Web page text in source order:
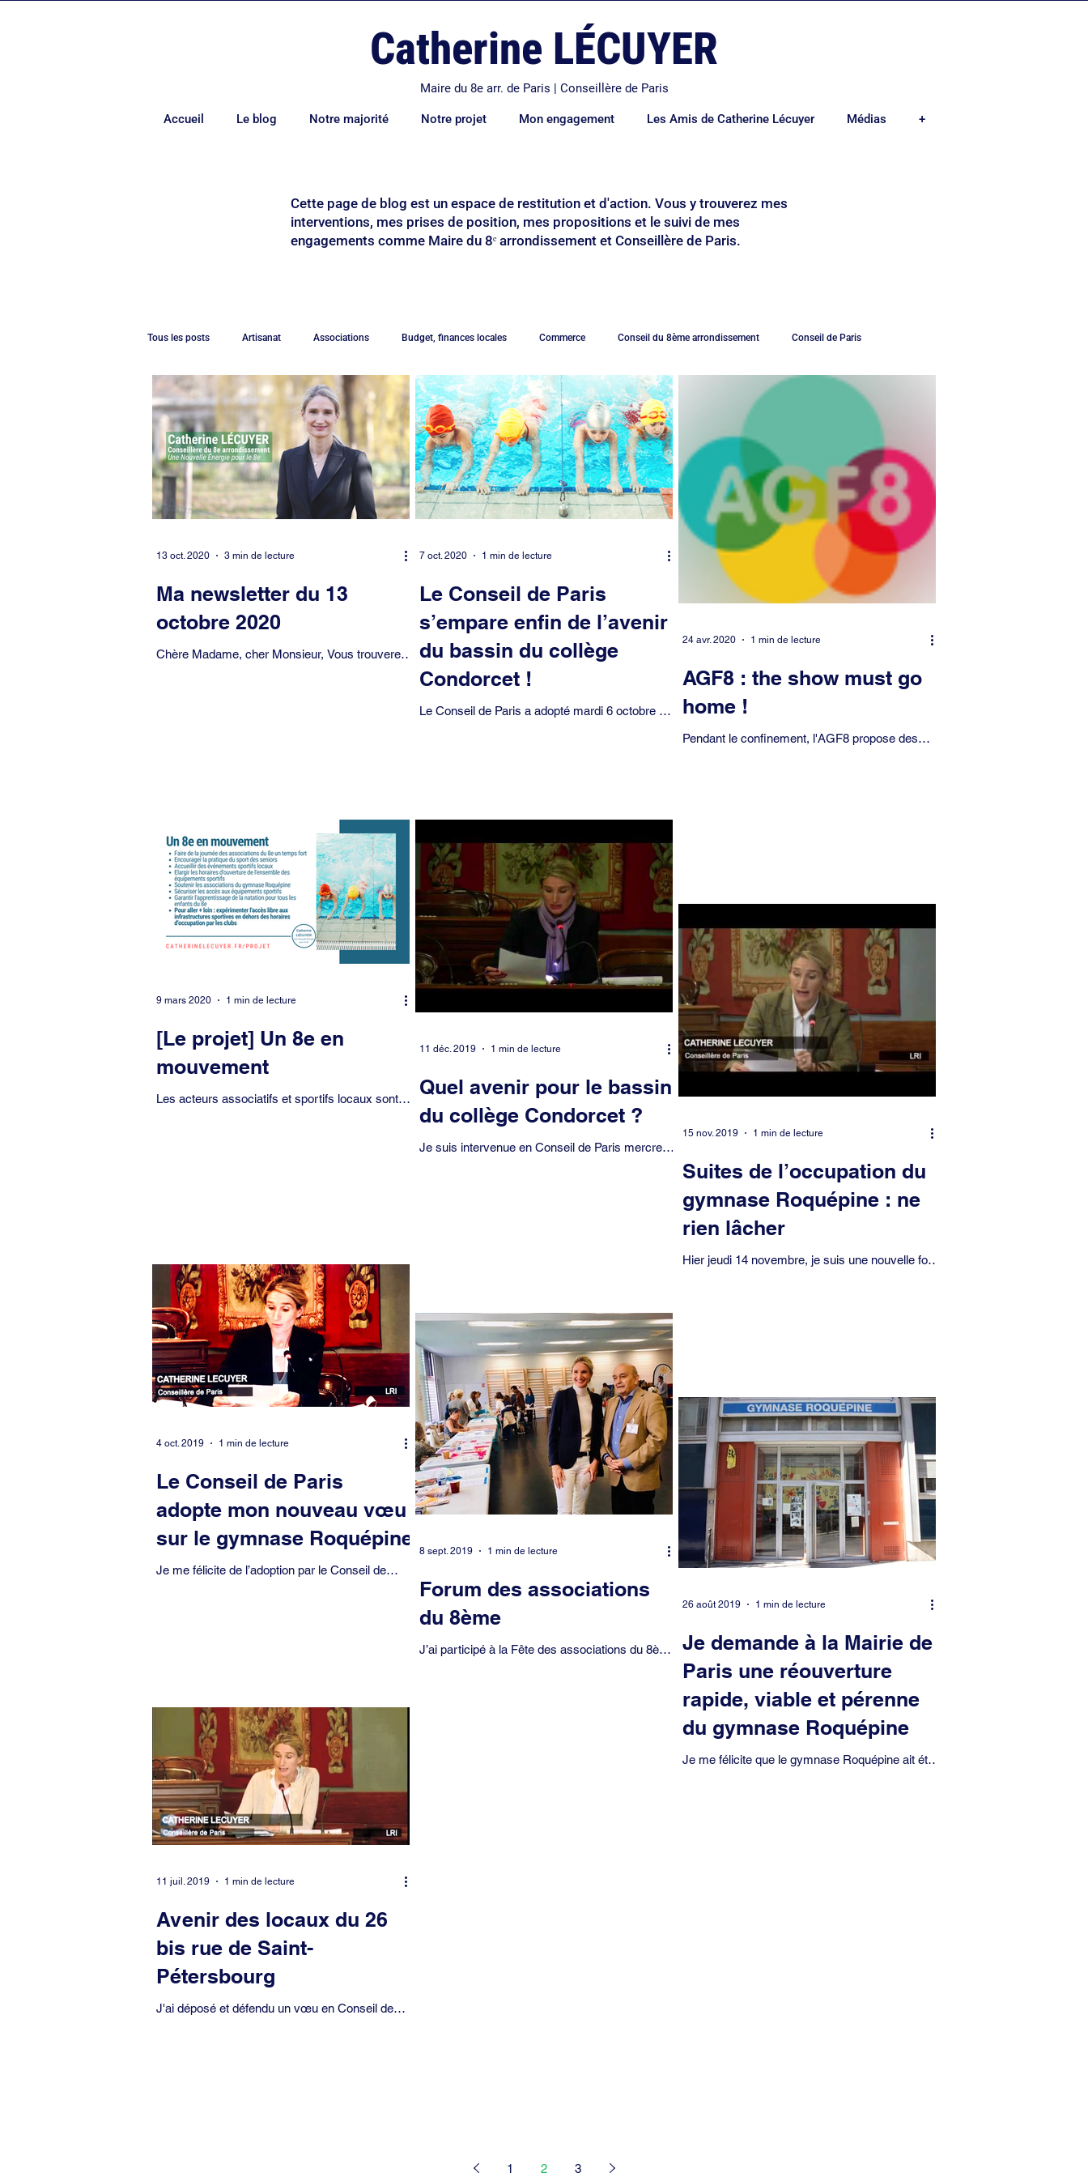
Catherine LÉCUYER
Maire du 8e arr. de Paris | Conseillère de Paris
Accueil Le blog Notre majorité Notre projet Mon engagement Les Amis de Catherine Lécuyer Médias +
Cette page de blog est un espace de restitution et d'action. Vous y trouverez mes
interventions, mes prises de position, mes propositions et le suivi de mes
engagements comme Maire du 8ᵉ arrondissement et Conseillère de Paris.
Tous les posts Artisanat Associations Budget, finances locales Commerce Conseil du 8ème arrondissement Conseil de Paris
Covid-19 Culture Démocratie Déplacements et transports Economie Education Elysée-Madeleine Environnement
Europe Evénement Famille Hidalgo Logement Mairie de Paris Mairie du 8ème arrond. Monceau Patrimoine
Saint-Philippe-du-Roule
Ma newsletter du 13
octobre 2020
Chère Madame, cher Monsieur, Vous trouverez
13 oct. 2020 3 min de lecture
Le Conseil de Paris
s’empare enfin de l’avenir
du bassin du collège
Condorcet !
Le Conseil de Paris a adopté mardi 6 octobre un
7 oct. 2020 1 min de lecture
AGF8 : the show must go
home !
Pendant le confinement, l'AGF8 propose des
24 avr. 2020 1 min de lecture
[Le projet] Un 8e en
mouvement
Les acteurs associatifs et sportifs locaux sont
9 mars 2020 1 min de lecture
Quel avenir pour le bassin
du collège Condorcet ?
Je suis intervenue en Conseil de Paris mercredi
11 déc. 2019 1 min de lecture
Suites de l’occupation du
gymnase Roquépine : ne
rien lâcher
Hier jeudi 14 novembre, je suis une nouvelle fois
15 nov. 2019 1 min de lecture
Le Conseil de Paris
adopte mon nouveau vœu
sur le gymnase Roquépine
Je me félicite de l’adoption par le Conseil de
4 oct. 2019 1 min de lecture
Forum des associations
du 8ème
J’ai participé à la Fête des associations du 8ème
8 sept. 2019 1 min de lecture
Je demande à la Mairie de
Paris une réouverture
rapide, viable et pérenne
du gymnase Roquépine
Je me félicite que le gymnase Roquépine ait été
26 août 2019 1 min de lecture
Avenir des locaux du 26
bis rue de Saint-
Pétersbourg
J'ai déposé et défendu un vœu en Conseil de
11 juil. 2019 1 min de lecture
1 2 3